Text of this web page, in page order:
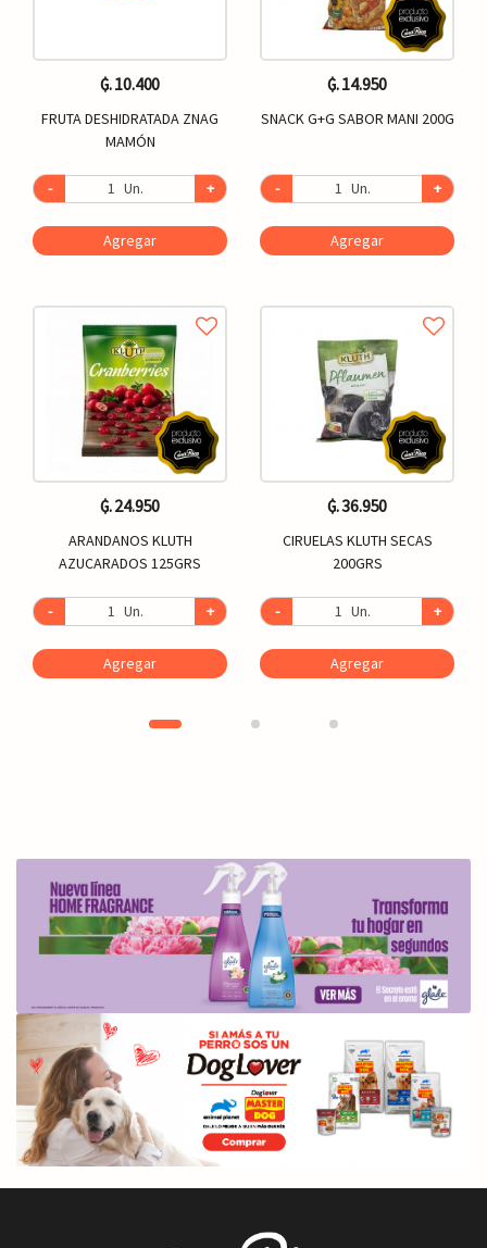
₲. 10.400
FRUTA DESHIDRATADA ZNAG
MAMÓN
- Un. +
Agregar
₲. 24.950
ARANDANOS KLUTH
AZUCARADOS 125GRS
- Un. +
Agregar
₲. 14.950
SNACK G+G SABOR MANI 200G
- Un. +
Agregar
₲. 36.950
CIRUELAS KLUTH SECAS
200GRS
- Un. +
Agregar